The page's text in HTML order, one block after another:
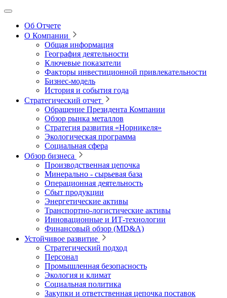
Об Отчете
О Компании
Общая информация
География деятельности
Ключевые показатели
Факторы инвестиционной привлекательности
Бизнес-модель
История и события года
Стратегический отчет
Обращение Президента Компании
Обзор рынка металлов
Стратегия развития «Норникеля»
Экологическая программа
Социальная сфера
Обзор бизнеса
Производственная цепочка
Минерально ‑ сырьевая база
Операционная деятельность
Сбыт продукции
Энергетические активы
Транспортно-логистические активы
Инновационные и ИТ‑технологии
Финансовый обзор (MD&A)
Устойчивое развитие
Стратегический подход
Персонал
Промышленная безопасность
Экология и климат
Социальная политика
Закупки и ответственная цепочка поставок